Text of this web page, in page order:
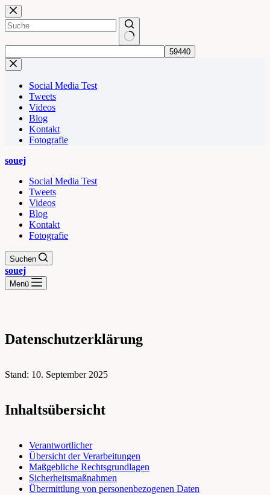
Zum
Inhalt
springen
Ergebnisse
Social Media Test
Tweets
Videos
Blog
Kontakt
Fotografie
souej
Social Media Test
Tweets
Videos
Blog
Kontakt
Fotografie
Suchen
souej
Menü
Datenschutzerklärung
Stand: 10. September 2025
Inhaltsübersicht
Verantwortlicher
Übersicht der Verarbeitungen
Maßgebliche Rechtsgrundlagen
Sicherheitsmaßnahmen
Übermittlung von personenbezogenen Daten